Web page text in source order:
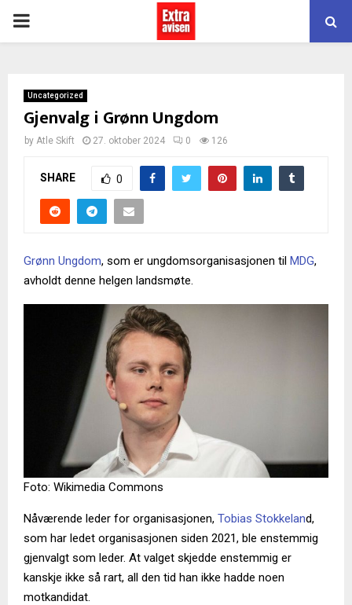
PRIMARY
Uncategorized
Gjenvalg i Grønn Ungdom
by Atle Skift 27. oktober 2024 0 126
SHARE 0
Grønn Ungdom, som er ungdomsorganisasjonen til MDG,
avholdt denne helgen landsmøte.
Foto: Wikimedia Commons
Nåværende leder for organisasjonen, Tobias Stokkeland,
som har ledet organisasjonen siden 2021, ble enstemmig
gjenvalgt som leder. At valget skjedde enstemmig er
kanskje ikke så rart, all den tid han ikke hadde noen
motkandidat.